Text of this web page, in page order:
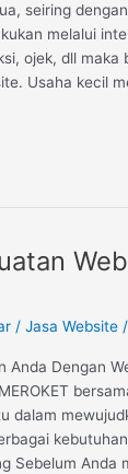
seiring
melalui
ojek, dll maka
Usaha kecil
/ Jasa Website /
Anda Dengan
dalam
Sebelum Anda